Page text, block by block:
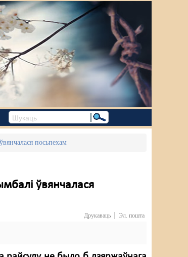
посьпехам
ўвянчалася
Друкаваць Эл. пошта